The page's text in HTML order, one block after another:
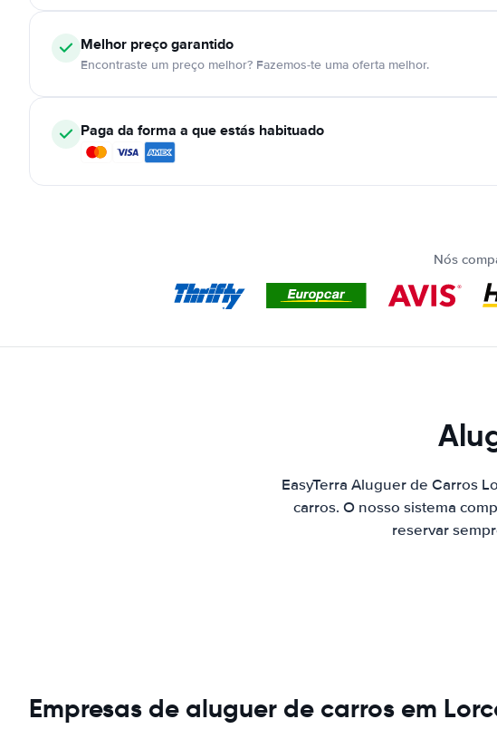
Melhor preço garantido
Encontraste um preço melhor? Fazemos-te uma oferta melhor.
Paga da forma a que estás habituado
Nós
EasyTerra Aluguer de Carros
carros. O nosso sistema
reservar
Empresas de aluguer de carros em